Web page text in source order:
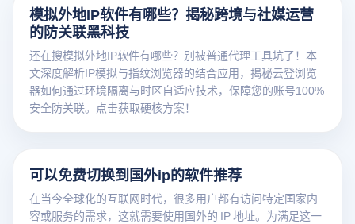
模拟外地IP软件有哪些？揭秘跨境与社媒运营
的防关联黑科技
还在搜模拟外地IP软件有哪些？别被普通代理工具坑了！本
文深度解析IP模拟与指纹浏览器的结合应用，揭秘云登浏览
器如何通过环境隔离与时区自适应技术，保障您的账号100%
安全防关联。点击获取硬核方案！
可以免费切换到国外ip的软件推荐
在当今全球化的互联网时代，很多用户都有访问特定国家内
容或服务的需求，这就需要使用国外的 IP 地址。为满足这一